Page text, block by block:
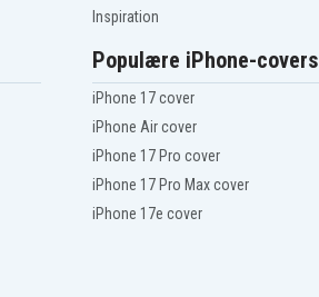
Inspiration
Populære iPhone-covers
iPhone 17 cover
iPhone Air cover
iPhone 17 Pro cover
iPhone 17 Pro Max cover
iPhone 17e cover